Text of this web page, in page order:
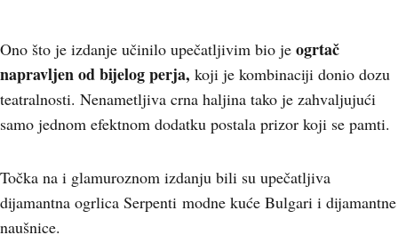
Ono što je izdanje učinilo upečatljivim bio je ogrtač
napravljen od bijelog perja, koji je kombinaciji donio dozu
teatralnosti. Nenametljiva crna haljina tako je zahvaljujući
samo jednom efektnom dodatku postala prizor koji se pamti.
Točka na i glamuroznom izdanju bili su upečatljiva
dijamantna ogrlica Serpenti modne kuće Bulgari i dijamantne
naušnice.